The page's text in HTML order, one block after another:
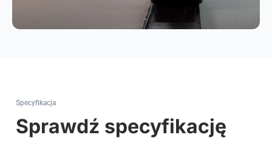
Specyfikacja
Sprawdź specyfikację